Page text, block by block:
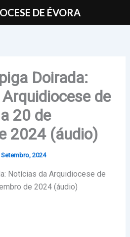
Doirada:
de
20 de
2024 (áudio)
Setembro, 2024
Notícias da Arquidiocese de
de 2024 (áudio)
DE ÉVORA